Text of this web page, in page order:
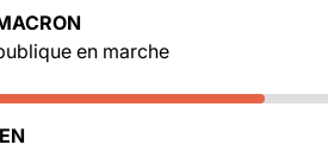
en marche